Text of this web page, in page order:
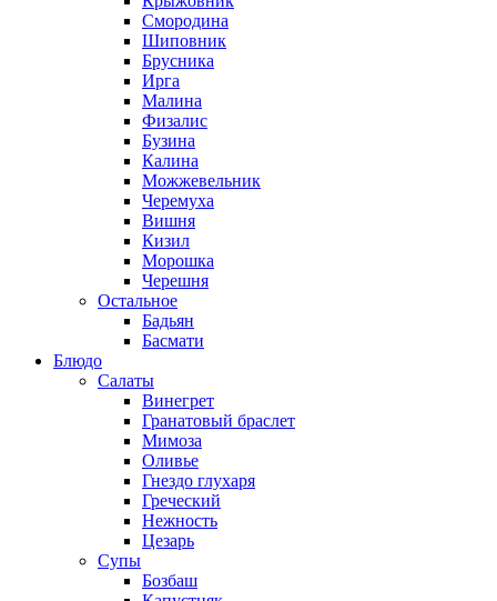
Смородина
Шиповник
Брусника
Ирга
Малина
Физалис
Бузина
Калина
Можжевельник
Черемуха
Вишня
Кизил
Морошка
Черешня
Остальное
Бадьян
Басмати
Блюдо
Салаты
Винегрет
Гранатовый браслет
Мимоза
Оливье
Гнездо глухаря
Греческий
Нежность
Цезарь
Супы
Бозбаш